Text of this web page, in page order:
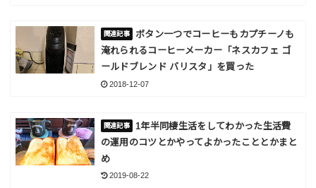
ボタン一つでコーヒーもカプチーノも
淹れられるコーヒーメーカー「ネスカフェ ゴ
ールドブレンド バリスタ」を買った
2018-12-07
1年半同棲生活をしてわかった生活費
の運用のコツとかやってよかったこととかまと
め
2019-08-22